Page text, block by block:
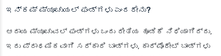
ಇನ್ಕಮ್ ಮ್ಯೂಚುಯಲ್ ಫಂಡ್‌ಗಳು ಎಂದರೇನು?
ಆದಾಯ ಮ್ಯೂಚುವಲ್ ಫಂಡ್‌ಗಳು ಒಂದು ರೀತಿಯ ಹೂಡಿಕೆ ನಿಧಿಯಾಗಿದ್ದು,
ಇದು ಪ್ರಾಥಮಿಕವಾಗಿ ಸರ್ಕಾರಿ ಬಾಂಡ್‌ಗಳು, ಕಾರ್ಪೊರೇಟ್ ಬಾಂಡ್‌ಗಳು